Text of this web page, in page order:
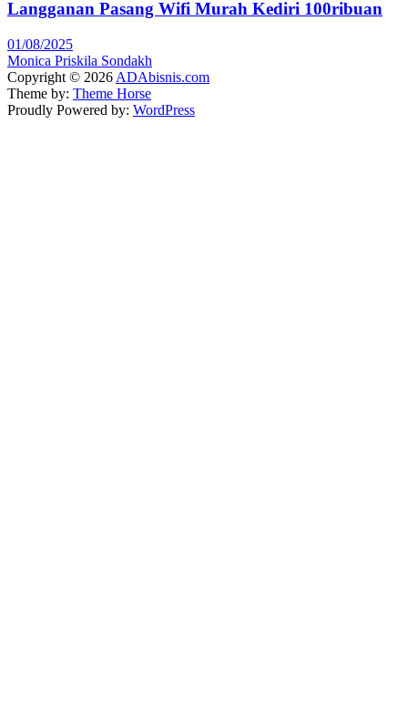
Langganan Pasang Wifi Murah Kediri 100ribuan
01/08/2025
Monica Priskila Sondakh
Copyright © 2026 ADAbisnis.com
Theme by: Theme Horse
Proudly Powered by: WordPress